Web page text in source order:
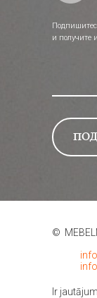
и получите
©
Ir